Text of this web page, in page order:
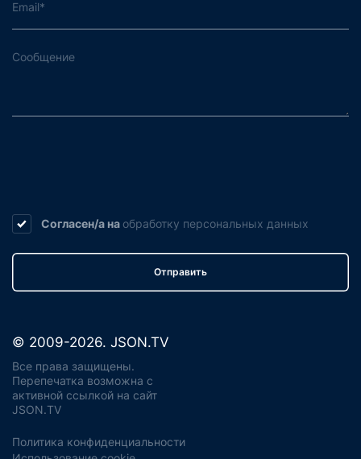
Согласен/а на обработку персональных данных
Отправить
© 2009-2026. JSON.TV
Все права защищены.
Перепечатка возможна с
активной ссылкой на сайт
JSON.TV
Политика конфиденциальности